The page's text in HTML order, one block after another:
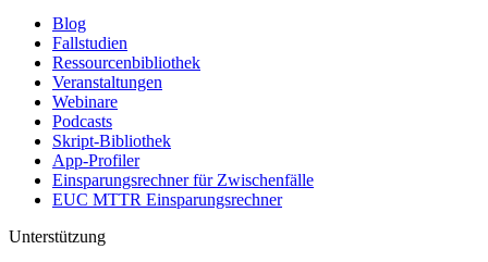
Blog
Fallstudien
Ressourcenbibliothek
Veranstaltungen
Webinare
Podcasts
Skript-Bibliothek
App-Profiler
Einsparungsrechner für Zwischenfälle
EUC MTTR Einsparungsrechner
Unterstützung